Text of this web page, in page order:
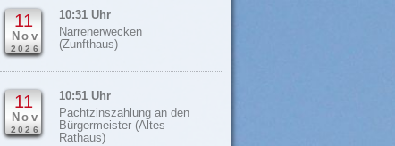
11
Nov
2026
10:31 Uhr
Narrenerwecken
(Zunfthaus)
11
Nov
2026
10:51 Uhr
Pachtzinszahlung an den
Bürgermeister (Altes
Rathaus)